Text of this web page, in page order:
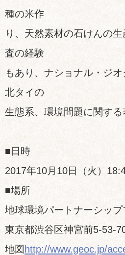
種の米作
り、天然素材の石けんの
査の経験
もあり、ナショナル・ジ
北タイの
生態系、環境問題に関する
■日時
2017年10月10日（火）
■場所
地球環境パートナーシップ
東京都渋谷区神宮前5-53-
地図 http://www.geoc.jp/